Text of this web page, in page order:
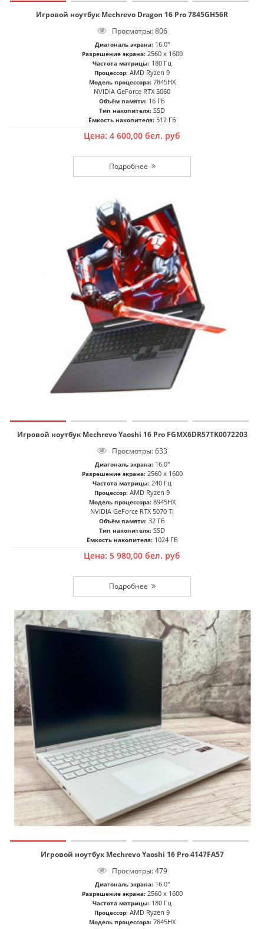
Игровой ноутбук Mechrevo Dragon 16 Pro 7845GH56R
Просмотры: 806
Диагональ экрана: 16.0"
Разрешение экрана: 2560 x 1600
Частота матрицы: 180 Гц
Процессор: AMD Ryzen 9
Модель процессора: 7845HX
NVIDIA GeForce RTX 5060
Объём памяти: 16 ГБ
Тип накопителя: SSD
Ёмкость накопителя: 512 ГБ
Цена: 4 600,00 бел. руб
Игровой ноутбук Mechrevo Yaoshi 16 Pro FGMX6DR57TK0072203
Просмотры: 633
Диагональ экрана: 16.0"
Разрешение экрана: 2560 x 1600
Частота матрицы: 240 Гц
Процессор: AMD Ryzen 9
Модель процессора: 8945HX
NVIDIA GeForce RTX 5070 Ti
Объём памяти: 32 ГБ
Тип накопителя: SSD
Ёмкость накопителя: 1024 ГБ
Цена: 5 980,00 бел. руб
Игровой ноутбук Mechrevo Yaoshi 16 Pro 4147FA57
Просмотры: 479
Диагональ экрана: 16.0"
Разрешение экрана: 2560 x 1600
Частота матрицы: 180 Гц
Процессор: AMD Ryzen 9
Модель процессора: 7845HX